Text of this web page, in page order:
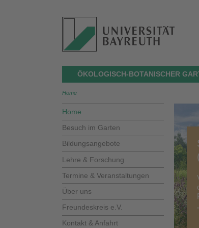
ÖKOLOGISCH-BOTANISCHER
Home
Home
Besuch im Garten
Bildungsangebote
Lehre & Forschung
Termine & Veranstaltungen
Über uns
Freundeskreis e.V.
Kontakt & Anfahrt